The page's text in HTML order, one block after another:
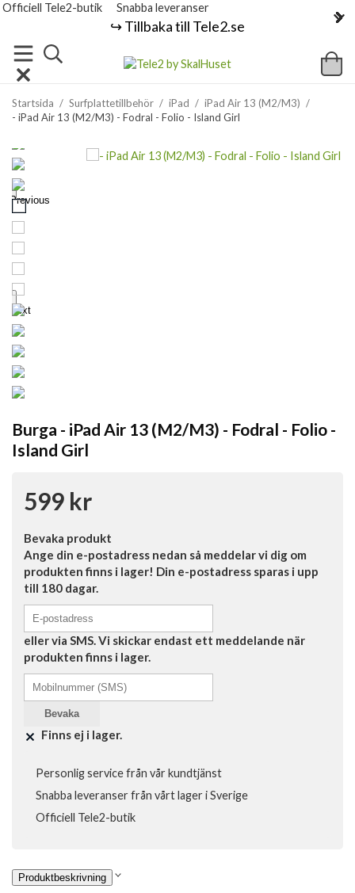
Officiell Tele2-butik Snabba leveranser
↪️ Tillbaka till Tele2.se
Startsida / Surfplattetillbehör / iPad / iPad Air 13 (M2/M3) /
- iPad Air 13 (M2/M3) - Fodral - Folio - Island Girl
Previous
Next
Burga - iPad Air 13 (M2/M3) - Fodral - Folio -
Island Girl
599 kr
Bevaka produkt
Ange din e-postadress nedan så meddelar vi dig om
produkten finns i lager! Din e-postadress sparas i upp
till 180 dagar.
eller via SMS. Vi skickar endast ett meddelande när
produkten finns i lager.
Bevaka
Finns ej i lager.
Personlig service från vår kundtjänst
Snabba leveranser från vårt lager i Sverige
Officiell Tele2-butik
Produktbeskrivning